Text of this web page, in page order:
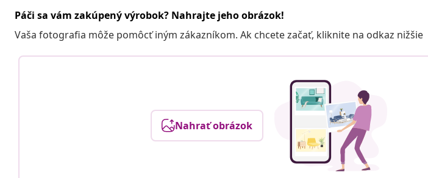
Páči sa vám zakúpený výrobok? Nahrajte jeho obrázok!
Vaša fotografia môže pomôcť iným zákazníkom. Ak chcete začať, kliknite na odkaz nižšie
Nahrať obrázok